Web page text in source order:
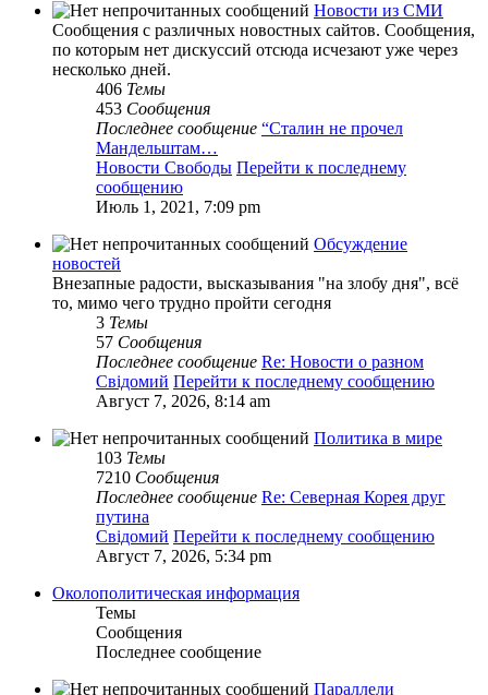
Новости из СМИ
Сообщения с различных новостных сайтов. Сообщения,
по которым нет дискуссий отсюда исчезают уже через
несколько дней.
406 Темы
453 Сообщения
Последнее сообщение “Сталин не прочел
Мандельштам…
Новости Свободы Перейти к последнему
сообщению
Июль 1, 2021, 7:09 pm
Обсуждение
новостей
Внезапные радости, высказывания "на злобу дня", всё
то, мимо чего трудно пройти сегодня
3 Темы
57 Сообщения
Последнее сообщение Re: Новости о разном
Свідомий Перейти к последнему сообщению
Август 7, 2026, 8:14 am
Политика в мире
103 Темы
7210 Сообщения
Последнее сообщение Re: Северная Корея друг
путина
Свідомий Перейти к последнему сообщению
Август 7, 2026, 5:34 pm
Околополитическая информация
Темы
Сообщения
Последнее сообщение
Параллели